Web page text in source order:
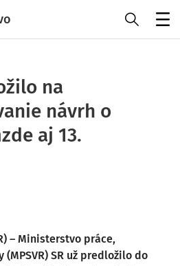
na
návrh o
aj 13.
– Ministerstvo práce,
SR už predložilo do